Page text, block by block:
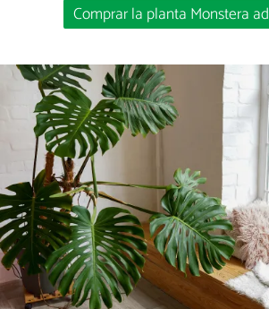
Comprar la planta Monstera